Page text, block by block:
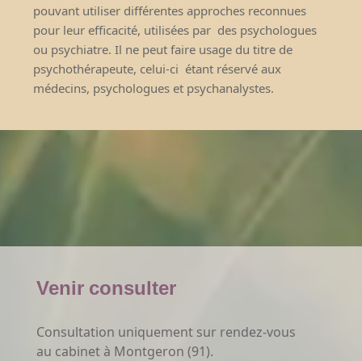
pouvant utiliser différentes approches reconnues
pour leur efficacité, utilisées par des psychologues
ou psychiatre. Il ne peut faire usage du titre de
psychothérapeute, celui-ci étant réservé aux
médecins, psychologues et psychanalystes.
Venir consulter
Consultation uniquement sur rendez-vous
au cabinet à Montgeron (91).